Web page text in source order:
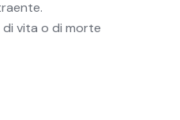
di vita o di morte